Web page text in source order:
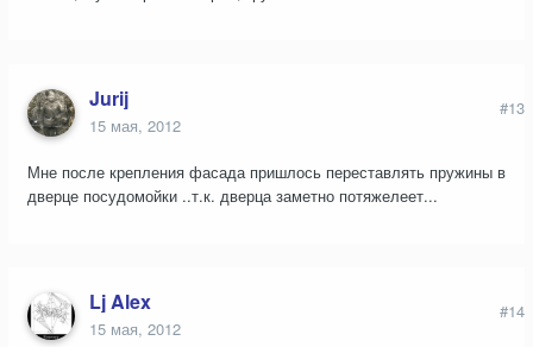
Jurij
15 мая, 2012
#13
Мне после крепления фасада пришлось переставлять пружины в
дверце посудомойки ..т.к. дверца заметно потяжелеет...
Lj Alex
15 мая, 2012
#14